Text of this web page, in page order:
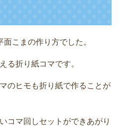
こまの作り方でした。
る折り紙コマです。
のヒモも折り紙で作ることが
コマ回しセットができあがり